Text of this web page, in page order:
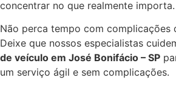
concentrar no que realmente importa.
Não perca tempo com complicações
Deixe que nossos especialistas
de veículo em José Bonifácio – SP
um serviço ágil e sem complicações.